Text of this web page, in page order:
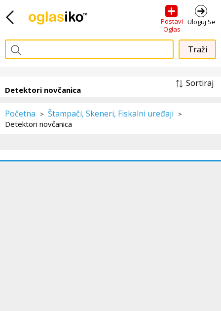
Postavi
Oglas
Uloguj Se
Sortiraj
Detektori novčanica
Početna > Štampači, Skeneri, Fiskalni uređaji >
Detektori novčanica